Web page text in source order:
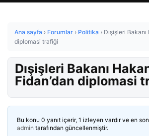
Ana sayfa › Forumlar › Politika › Dışişleri
diplomasi trafiği
Dışişleri Bakanı
Fidan’dan diplomasi
Bu konu 0 yanıt içerir, 1 izleyen vardır ve en son
admin tarafından güncellenmiştir.